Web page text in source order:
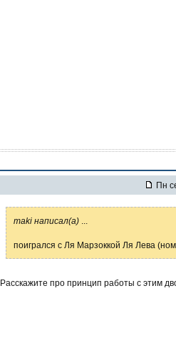
Пн
maki написал(а)
поигрался с Ля Марзоккой Ля Лева
Расскажите про принцип работы с этим